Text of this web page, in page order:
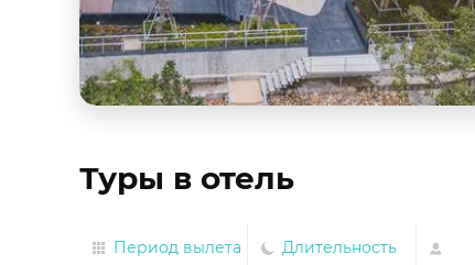
Туры в отель
Период вылета Длительность